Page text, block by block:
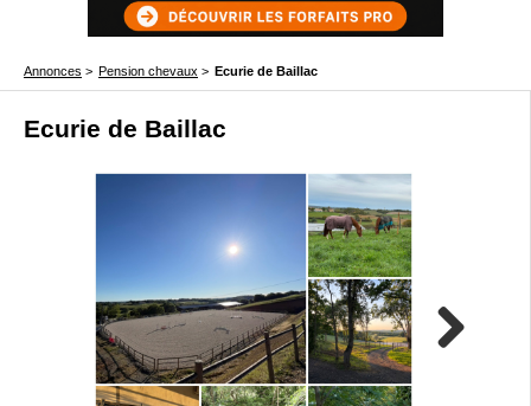
Annonces > Pension chevaux > Ecurie de Baillac
Ecurie de Baillac